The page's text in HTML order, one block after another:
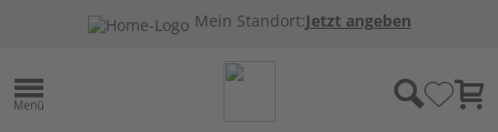
Mein Standort:Jetzt angeben